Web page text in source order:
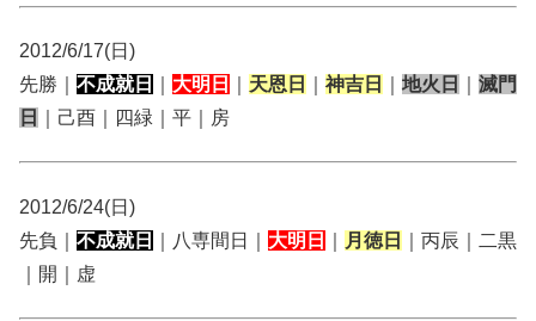
2012/6/17(日)
先勝｜ 不成就日 大明日 天恩日 神吉日 地火日
滅門
日
｜己酉｜四緑｜平｜房
2012/6/24(日)
先負｜ 不成就日 ｜八専間日｜ 大明日 月徳日
｜丙辰｜二黒
｜開｜虚